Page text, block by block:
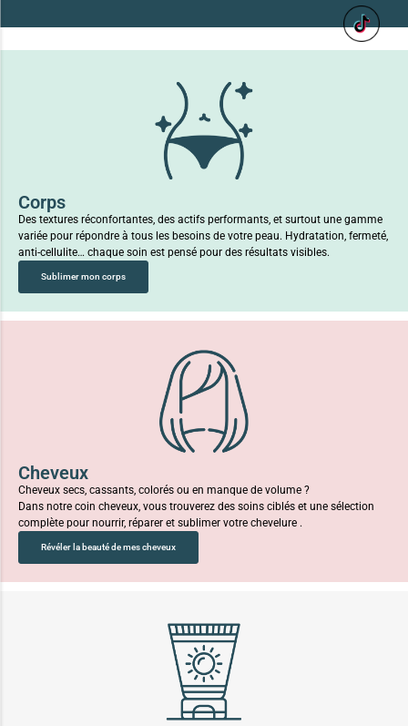
Corps
Des textures réconfortantes, des actifs performants, et surtout une gamme
variée pour répondre à tous les besoins de votre peau. Hydratation, fermeté,
anti-cellulite… chaque soin est pensé pour des résultats visibles.
Sublimer mon corps
Cheveux
Cheveux secs, cassants, colorés ou en manque de volume ?
Dans notre coin cheveux, vous trouverez des soins ciblés et une sélection
complète pour nourrir, réparer et sublimer votre chevelure .
Révéler la beauté de mes cheveux